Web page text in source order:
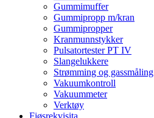
Gummimuffer
Gummipropp m/kran
Gummipropper
Kranmunnstykker
Pulsatortester PT IV
Slangelukkere
Strømming og gassmåling
Vakuumkontroll
Vakuummeter
Verktøy
Fjøsrekvisita